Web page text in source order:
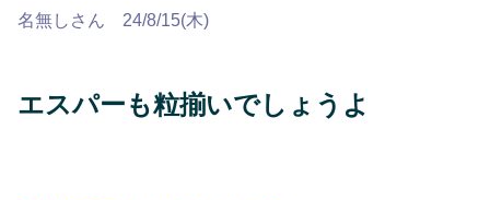
名無しさん 24/8/15(木)
エスパーも粒揃いでしょうよ